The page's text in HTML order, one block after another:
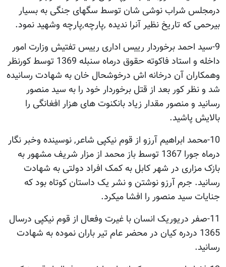
درمجلس شراب نوشی شان توسط سگهای جنگی به بسیار
بیرحمی که تاریخ نظیر آنرا ندیده ,پارچه,پارچه وشهید نمود.
9-سید احمد برخوردار رییس اداری رییس تفتیش وزارت امور
داخله و استاد فاکوته حقوق درماه سنبله 1369 توسط کورنظر
وهمکاران آن درخانه اش درخوشحال خان به شهادت رسانیده
شد و نظر کور بعد از قتل برخوردار خود را به سید منصور
رسانید و منصور مقدار زیاد بانکنوت های هزار افغانگی را
بالایش پاشید.
10-محمد ابراهیم آرزو از قوم نیکپی شاعر, نوسینده وخبر نگار
درماه جورا 1367 توسط باز محمد از مزار شریف مشهور به
بازک مزاری در شهر کابل به کمک افراد دولتی به شهادت
رسانید. جرم آرزو نوشتن و نشر یک داستان کوتاه بود که
جنایات سید منصور را افشا میکرد.
11-صفر دریوریک انسان با غیرت وفعال از قوم نیکپی درسال
1365 دردره کیان در محضر عام تیر باران نموده به شهادت
رسانید.